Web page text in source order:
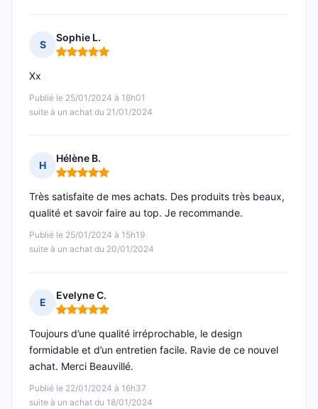
S
Sophie L.
Note : 5 sur 5
Publié le 25/01/2024 à 18h01
suite à un achat du 21/01/2024
Xx
H
Hélène B.
Note : 5 sur 5
Publié le 25/01/2024 à 15h19
suite à un achat du 20/01/2024
Très satisfaite de mes achats. Des produits très beaux,
qualité et savoir faire au top. Je recommande.
E
Evelyne C.
Note : 5 sur 5
Publié le 22/01/2024 à 16h37
suite à un achat du 18/01/2024
Toujours d’une qualité irréprochable, le design
formidable et d’un entretien facile. Ravie de ce nouvel
achat. Merci Beauvillé.